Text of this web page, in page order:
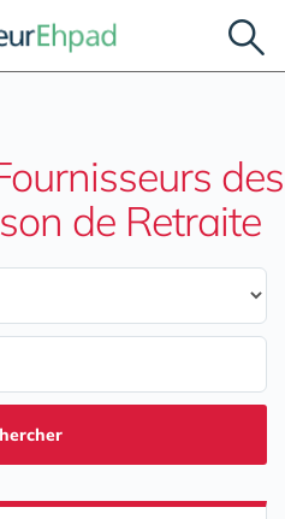
des
de Retraite